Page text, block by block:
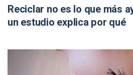
Reciclar no es lo que más
un estudio explica por qué